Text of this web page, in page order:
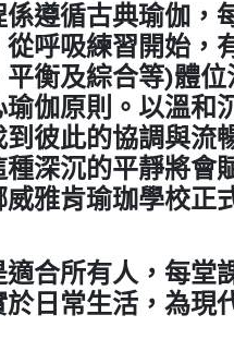
遵循古典瑜伽，
呼吸練習開始，
衡及綜合等)體
伽原則。以溫和
彼此的協調與流
深沉的平靜將會
雅肯瑜珈學校正
適合所有人，每堂
於日常生活，為現